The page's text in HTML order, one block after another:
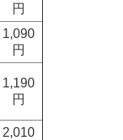
円
1,090
円
1,190
円
2,010